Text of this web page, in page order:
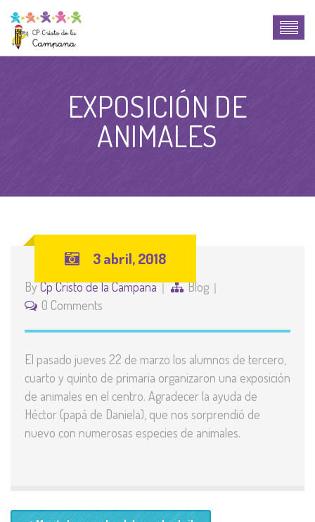
EXPOSICIÓN DE
ANIMALES
3 abril, 2018
ByCp Cristo de la Campana
Blog
0 Comments
El pasado jueves 22 de marzo los alumnos de tercero,
cuarto y quinto de primaria organizaron una exposición
de animales en el centro. Agradecer la ayuda de
Héctor (papá de Daniela), que nos sorprendió de
nuevo con numerosas especies de animales.